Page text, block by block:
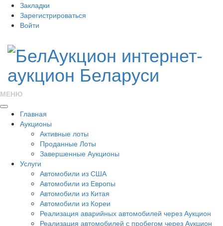
Закладки
Зарегистрироваться
Войти
МЕНЮ
Главная
Аукционы
Активные лоты
Проданные Лоты
Завершенные Аукционы
Услуги
Автомобили из США
Автомобили из Европы
Автомобили из Китая
Автомобили из Кореи
Реализация аварийных автомобилей через Аукцион
Реализация автомобилей с пробегом через Аукцион